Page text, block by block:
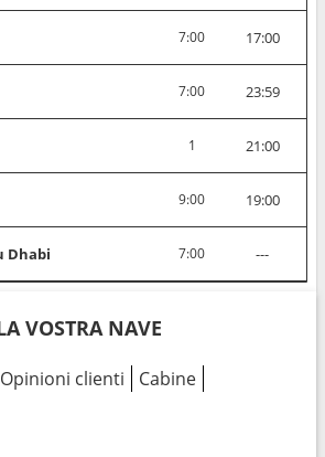
7:00 17:00
7:00 23:59
1 21:00
9:00 19:00
Dhabi 7:00 ---
VOSTRA NAVE
Opinioni clienti Cabine